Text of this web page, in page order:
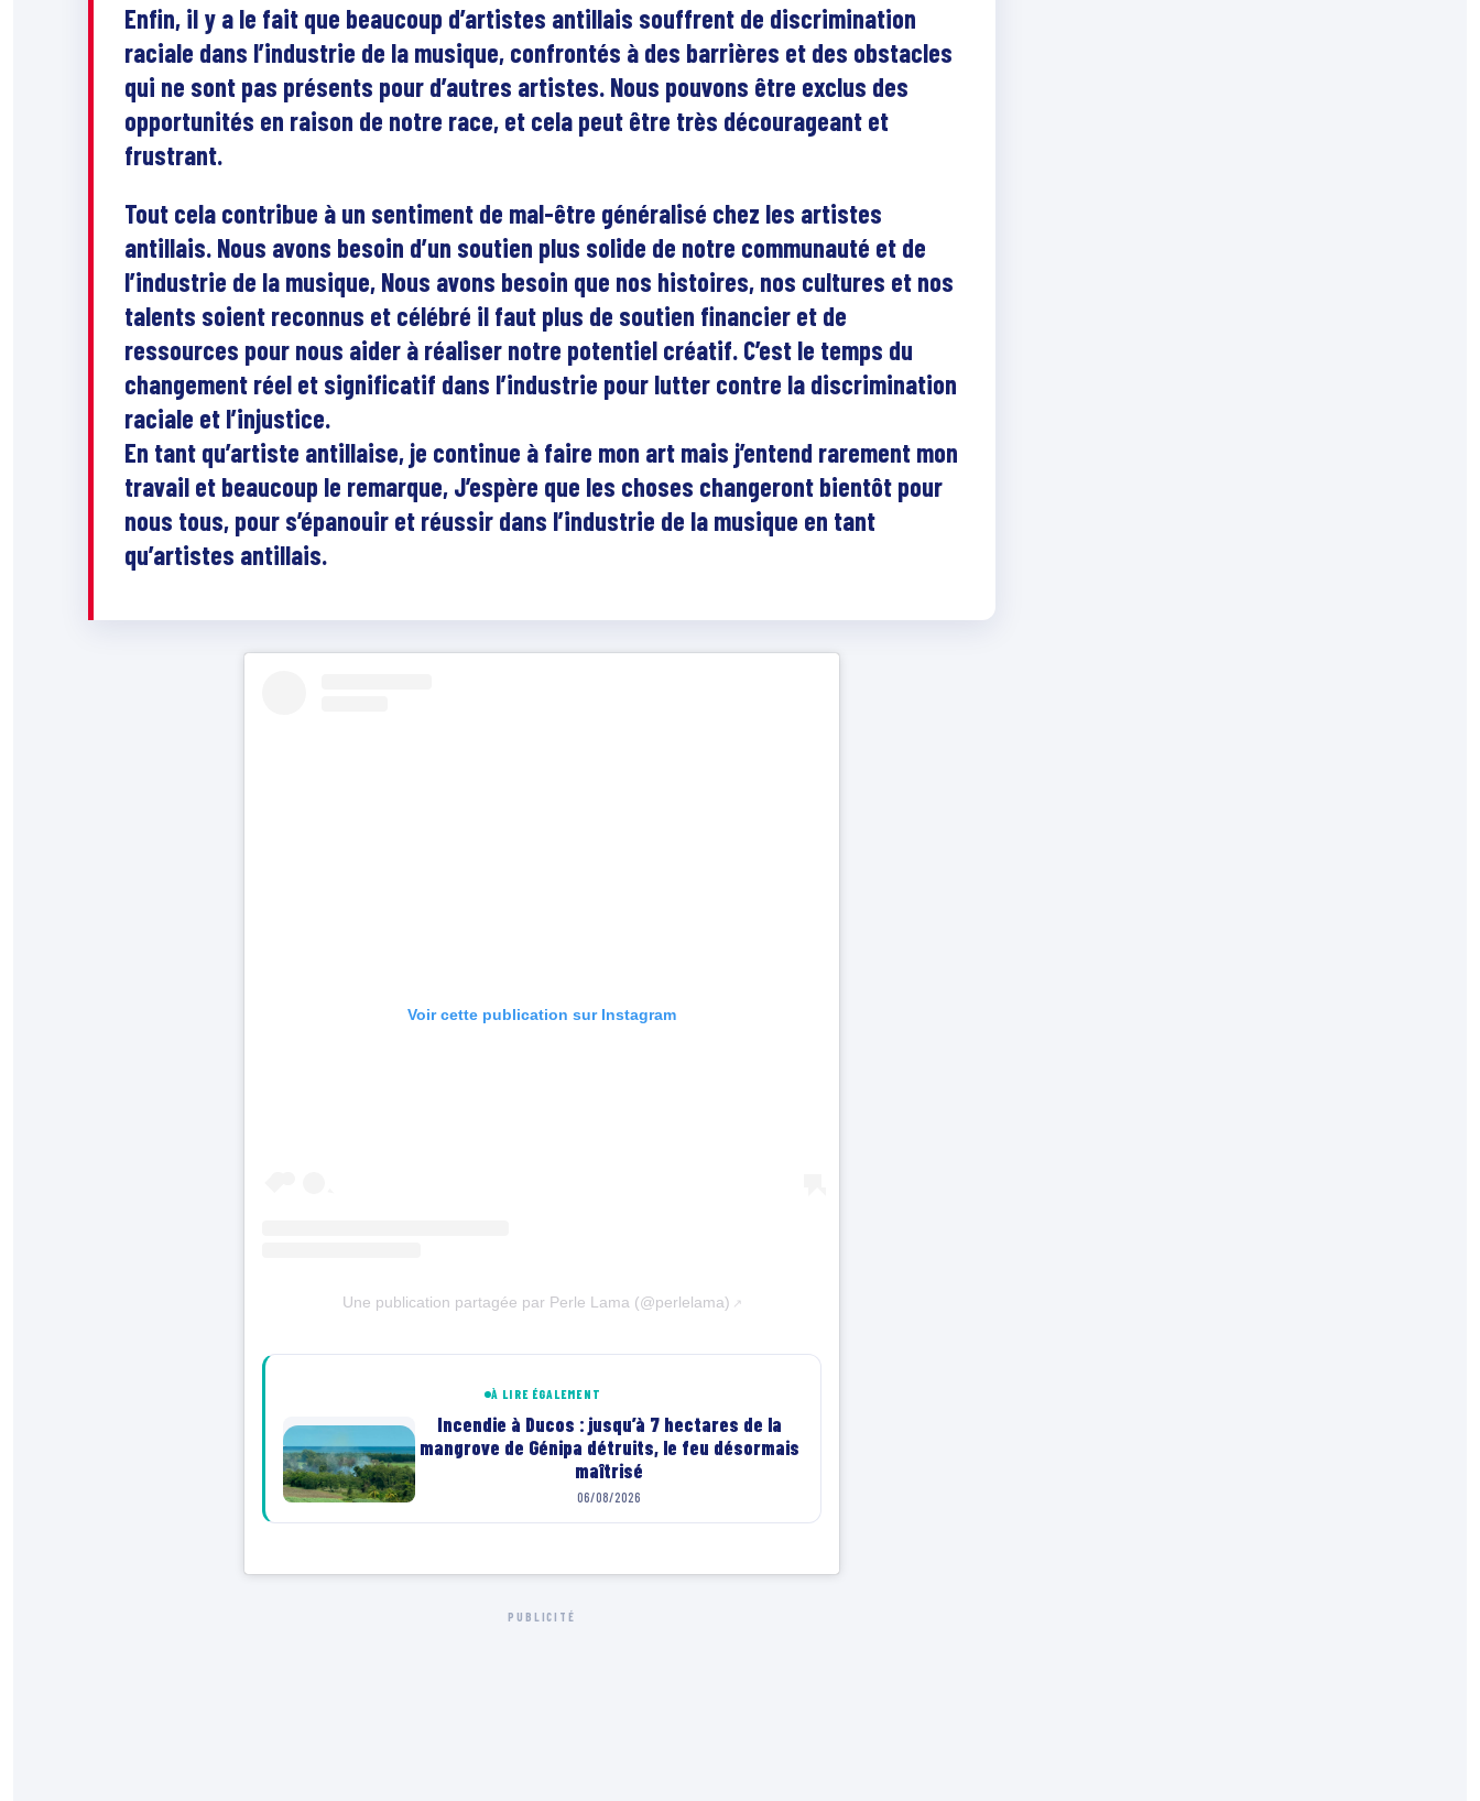
Enfin, il y a le fait que beaucoup d’artistes antillais souffrent de discrimination
raciale dans l’industrie de la musique, confrontés à des barrières et des obstacles
qui ne sont pas présents pour d’autres artistes. Nous pouvons être exclus des
opportunités en raison de notre race, et cela peut être très décourageant et
frustrant.
Tout cela contribue à un sentiment de mal-être généralisé chez les artistes
antillais. Nous avons besoin d’un soutien plus solide de notre communauté et de
l’industrie de la musique, Nous avons besoin que nos histoires, nos cultures et nos
talents soient reconnus et célébré il faut plus de soutien financier et de
ressources pour nous aider à réaliser notre potentiel créatif. C’est le temps du
changement réel et significatif dans l’industrie pour lutter contre la discrimination
raciale et l’injustice.
En tant qu’artiste antillaise, je continue à faire mon art mais j’entend rarement mon
travail et beaucoup le remarque, J’espère que les choses changeront bientôt pour
nous tous, pour s’épanouir et réussir dans l’industrie de la musique en tant
qu’artistes antillais.
Voir cette publication sur Instagram
Une publication partagée par Perle Lama (@perlelama)
À LIRE ÉGALEMENT
Incendie à Ducos : jusqu’à 7 hectares de la
mangrove de Génipa détruits, le feu désormais
maîtrisé
06/08/2026
PUBLICITÉ